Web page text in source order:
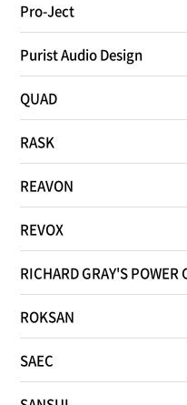
Pro-Ject
Purist Audio Design
QUAD
RASK
REAVON
REVOX
RICHARD GRAY'S POWER
ROKSAN
SAEC